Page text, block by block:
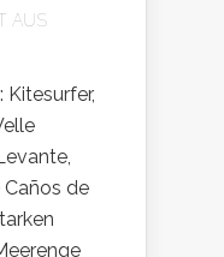
AUS
Kitesurfer,
de